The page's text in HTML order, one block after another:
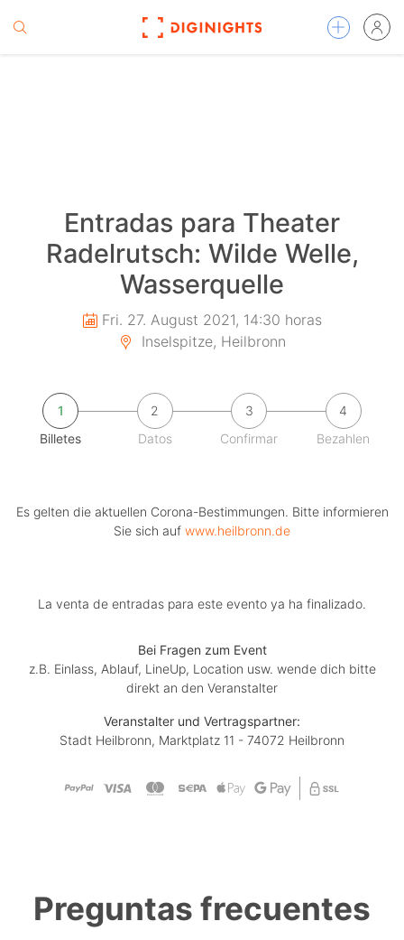
Entradas para Theater
Radelrutsch: Wilde Welle,
Wasserquelle
Fri. 27. August 2021, 14:30 horas
Inselspitze, Heilbronn
1
Billetes
2
Datos
3
Confirmar
4
Bezahlen
Es gelten die aktuellen Corona-Bestimmungen. Bitte informieren
Sie sich auf www.heilbronn.de
La venta de entradas para este evento ya ha finalizado.
Bei Fragen zum Event
z.B. Einlass, Ablauf, LineUp, Location usw. wende dich bitte
direkt an den Veranstalter
Veranstalter und Vertragspartner:
Stadt Heilbronn, Marktplatz 11 - 74072 Heilbronn
Preguntas frecuentes